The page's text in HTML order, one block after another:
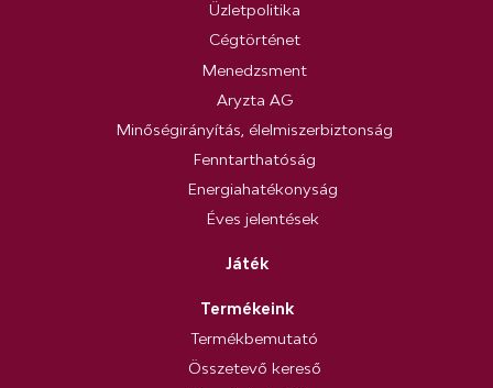
Üzletpolitika
Cégtörténet
Menedzsment
Aryzta AG
Minőségirányítás, élelmiszerbiztonság
Fenntarthatóság
Energiahatékonyság
Éves jelentések
Játék
Termékeink
Termékbemutató
Összetevő kereső